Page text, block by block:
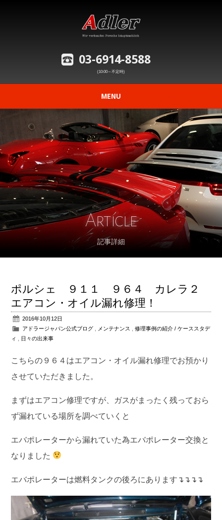
03-6914-8588
(10:00～不定時)
MENU
在庫車情報
修理事例の紹介
愛車の買取査定
購入から納車までの流れ
公式ブログ
会社概要
Article
記事詳細
ポルシェ ９１１ ９６４ カレラ２
エアコン・オイル漏れ修理！
2016年10月12日
アドラージャパン公式ブログ
メンテナンス ,修理事例の紹介 / ケーススタデ
ィ
日々の出来事
こちらの９６４はエアコン・オイル漏れ修理でお預かり
させていただきました。
まずはエアコン修理ですが、ガスがまったく残っておら
ず漏れている場所を調べていくと
エバポレーターから漏れていた為エバポレーター交換と
なりました
エバポレーターは燃料タンクの後ろにあります↴↴↴↴